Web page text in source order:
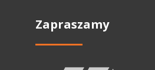
Zapraszamy